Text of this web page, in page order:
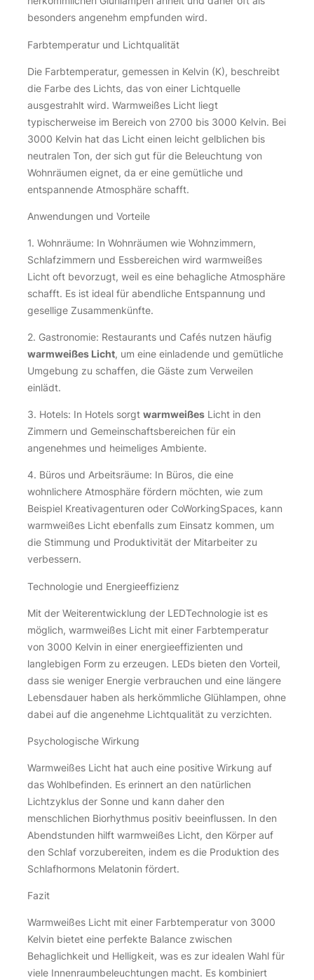
besonders angenehm empfunden wird.
Farbtemperatur und Lichtqualität
Die Farbtemperatur, gemessen in Kelvin (K), beschreibt
die Farbe des Lichts, das von einer Lichtquelle
ausgestrahlt wird. Warmweißes Licht liegt
typischerweise im Bereich von 2700 bis 3000 Kelvin. Bei
3000 Kelvin hat das Licht einen leicht gelblichen bis
neutralen Ton, der sich gut für die Beleuchtung von
Wohnräumen eignet, da er eine gemütliche und
entspannende Atmosphäre schafft.
Anwendungen und Vorteile
1. Wohnräume: In Wohnräumen wie Wohnzimmern,
Schlafzimmern und Essbereichen wird warmweißes
Licht oft bevorzugt, weil es eine behagliche Atmosphäre
schafft. Es ist ideal für abendliche Entspannung und
gesellige Zusammenkünfte.
2. Gastronomie: Restaurants und Cafés nutzen häufig
warmweißes Licht, um eine einladende und gemütliche
Umgebung zu schaffen, die Gäste zum Verweilen
einlädt.
3. Hotels: In Hotels sorgt warmweißes Licht in den
Zimmern und Gemeinschaftsbereichen für ein
angenehmes und heimeliges Ambiente.
4. Büros und Arbeitsräume: In Büros, die eine
wohnlichere Atmosphäre fördern möchten, wie zum
Beispiel Kreativagenturen oder CoWorkingSpaces, kann
warmweißes Licht ebenfalls zum Einsatz kommen, um
die Stimmung und Produktivität der Mitarbeiter zu
verbessern.
Technologie und Energieeffizienz
Mit der Weiterentwicklung der LEDTechnologie ist es
möglich, warmweißes Licht mit einer Farbtemperatur
von 3000 Kelvin in einer energieeffizienten und
langlebigen Form zu erzeugen. LEDs bieten den Vorteil,
dass sie weniger Energie verbrauchen und eine längere
Lebensdauer haben als herkömmliche Glühlampen, ohne
dabei auf die angenehme Lichtqualität zu verzichten.
Psychologische Wirkung
Warmweißes Licht hat auch eine positive Wirkung auf
das Wohlbefinden. Es erinnert an den natürlichen
Lichtzyklus der Sonne und kann daher den
menschlichen Biorhythmus positiv beeinflussen. In den
Abendstunden hilft warmweißes Licht, den Körper auf
den Schlaf vorzubereiten, indem es die Produktion des
Schlafhormons Melatonin fördert.
Fazit
Warmweißes Licht mit einer Farbtemperatur von 3000
Kelvin bietet eine perfekte Balance zwischen
Behaglichkeit und Helligkeit, was es zur idealen Wahl für
viele Innenraumbeleuchtungen macht. Es kombiniert